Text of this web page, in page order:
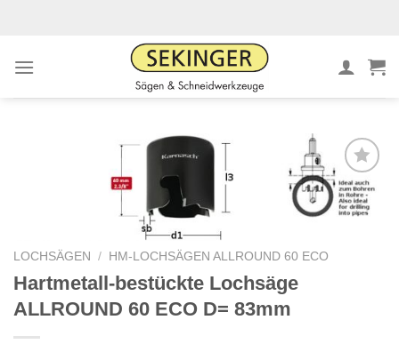
Meine
hinzufügen
LOCHSÄGEN / HM-LOCHSÄGEN ALLROUND 60 ECO
Hartmetall-bestückte Lochsäge
ALLROUND 60 ECO D= 83mm